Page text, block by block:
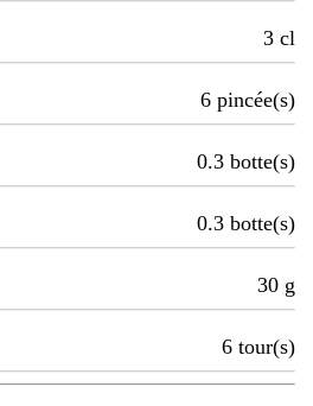
3 cl
6 pincée(s)
0.3 botte(s)
0.3 botte(s)
30 g
6 tour(s)